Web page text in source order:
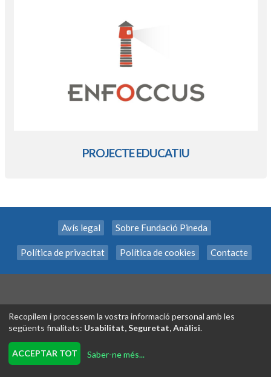
PROJECTE EDUCATIU
Avís legal Sobre Fundació Pineda
Política de privacitat Política de cookies Contacte
Tecnología exclusiva deINSCRIPCION.ONLINE
Recopilem i processem la vostra informació personal amb les
següents finalitats: Usabilitat, Seguretat, Anàlisi.
ACCEPTAR TOT Saber-ne més...